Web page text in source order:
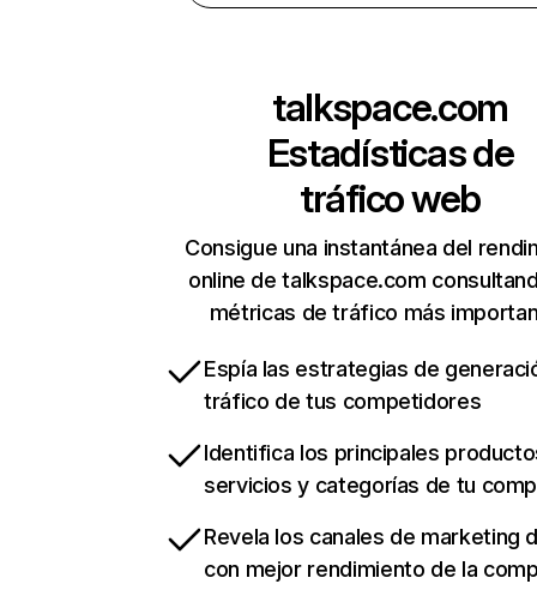
talkspace.com
Estadísticas de
tráfico web
Consigue una instantánea del
online de talkspace.com
métricas de tráfico más
Espía las estrategias de
tráfico de tus competidores
Identifica los principales
servicios y categorías de tu
Revela los canales de marketing
con mejor rendimiento de la